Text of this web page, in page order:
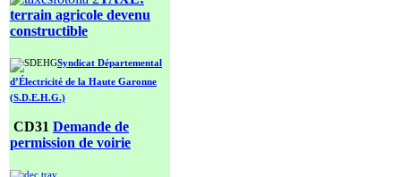
terrain agricole devenu
constructible
Syndicat Départemental
d’Électricité de la Haute Garonne
(S.D.E.H.G.)
CD31 Demande de
permission de voirie